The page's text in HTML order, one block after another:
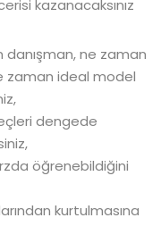
kazanacaksınız
danışman, ne zaman
zaman ideal model
dengede
öğrenebildiğini
kurtulmasına